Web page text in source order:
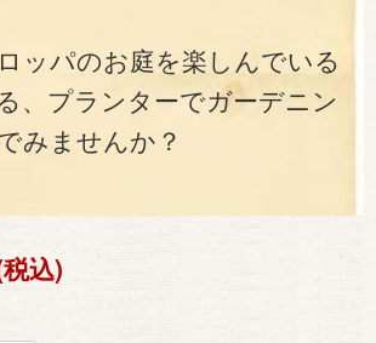
ッパのお庭を楽しんでいる
、プランターでガーデニン
みませんか？
込)